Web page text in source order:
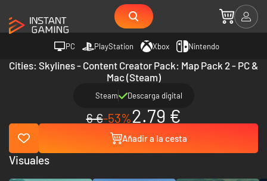
PC PlayStation Xbox Nintendo
Cities: Skylines - Content Creator Pack: Map Pack 2 - PC &
Mac (Steam)
Steam Descarga digital
6 €-53%2.79 €
Añadir a la cesta
Visuales